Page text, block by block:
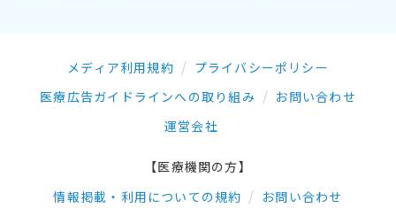
メディア利用規約
プライバシーポリシー
医療広告ガイドラインへの取り組み
お問い合わせ
運営会社
【医療機関の方】
情報掲載・利用についての規約
お問い合わせ